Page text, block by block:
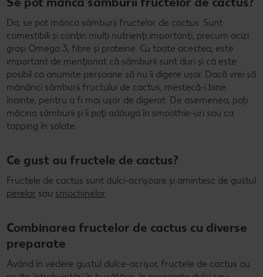
Da, se pot mânca sâmburii fructelor de cactus. Sunt
comestibili și conțin mulți nutrienți importanți, precum acizi
grași Omega 3, fibre și proteine. Cu toate acestea, este
important de menționat că sâmburii sunt duri și că este
posibil ca anumite persoane să nu îi digere ușor. Dacă vrei să
mănânci sâmburii fructului de cactus, mestecă-i bine
înainte, pentru a fi mai ușor de digerat. De asemenea, poți
măcina sâmburii și îi poți adăuga în smoothie-uri sau ca
topping în salate.
Ce gust au fructele de cactus?
Fructele de cactus sunt dulci-acrișoare și amintesc de gustul
perelor sau smochinelor.
Combinarea fructelor de cactus cu diverse
preparate
Având în vedere gustul dulce-acrișor, fructele de cactus au